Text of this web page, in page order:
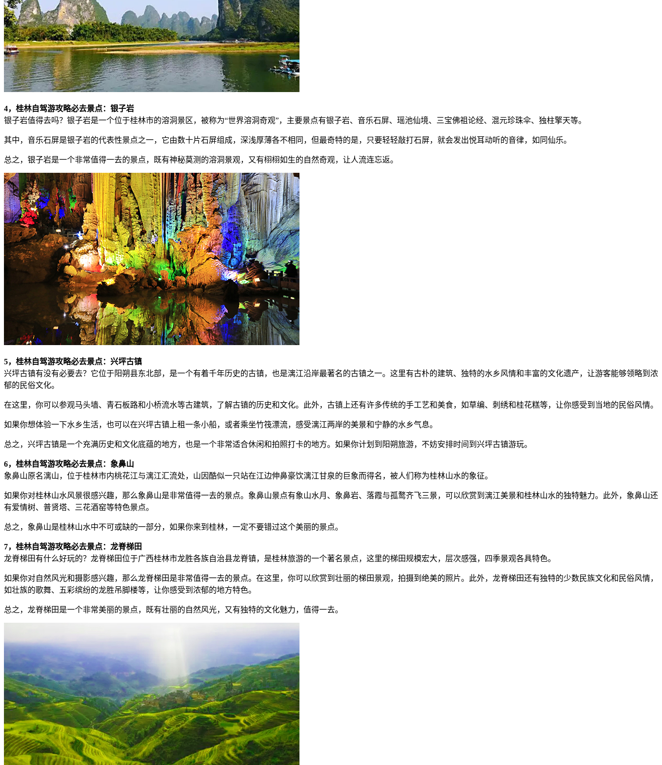
4，桂林自驾游攻略必去景点：银子岩
银子岩值得去吗？银子岩是一个位于桂林市的溶洞景区，被称为“世界溶洞奇观”，主要景点有银子岩、音乐石屏、瑶池仙境、三宝佛祖论经、混元珍珠伞、独柱擎天等。
其中，音乐石屏是银子岩的代表性景点之一，它由数十片石屏组成，深浅厚薄各不相同，但最奇特的是，只要轻轻敲打石屏，就会发出悦耳动听的音律，如同仙乐。
总之，银子岩是一个非常值得一去的景点，既有神秘莫测的溶洞景观，又有栩栩如生的自然奇观，让人流连忘返。
5，桂林自驾游攻略必去景点：兴坪古镇
兴坪古镇有没有必要去？它位于阳朔县东北部，是一个有着千年历史的古镇，也是漓江沿岸最著名的古镇之一。这里有古朴的建筑、独特的水乡风情和丰富的文化遗产，让游客能够领略到浓
郁的民俗文化。
在这里，你可以参观马头墙、青石板路和小桥流水等古建筑，了解古镇的历史和文化。此外，古镇上还有许多传统的手工艺和美食，如草编、刺绣和桂花糕等，让你感受到当地的民俗风情。
如果你想体验一下水乡生活，也可以在兴坪古镇上租一条小船，或者乘坐竹筏漂流，感受漓江两岸的美景和宁静的水乡气息。
总之，兴坪古镇是一个充满历史和文化底蕴的地方，也是一个非常适合休闲和拍照打卡的地方。如果你计划到阳朔旅游，不妨安排时间到兴坪古镇游玩。
6，桂林自驾游攻略必去景点：象鼻山
象鼻山原名漓山，位于桂林市内桃花江与漓江汇流处，山因酷似一只站在江边伸鼻豪饮漓江甘泉的巨象而得名，被人们称为桂林山水的象征。
如果你对桂林山水风景很感兴趣，那么象鼻山是非常值得一去的景点。象鼻山景点有象山水月、象鼻岩、落霞与孤鹜齐飞三景，可以欣赏到漓江美景和桂林山水的独特魅力。此外，象鼻山还
有爱情树、普贤塔、三花酒窑等特色景点。
总之，象鼻山是桂林山水中不可或缺的一部分，如果你来到桂林，一定不要错过这个美丽的景点。
7，桂林自驾游攻略必去景点：龙脊梯田
龙脊梯田有什么好玩的？龙脊梯田位于广西桂林市龙胜各族自治县龙脊镇，是桂林旅游的一个著名景点，这里的梯田规模宏大，层次感强，四季景观各具特色。
如果你对自然风光和摄影感兴趣，那么龙脊梯田是非常值得一去的景点。在这里，你可以欣赏到壮丽的梯田景观，拍摄到绝美的照片。此外，龙脊梯田还有独特的少数民族文化和民俗风情，
如壮族的歌舞、五彩缤纷的龙胜吊脚楼等，让你感受到浓郁的地方特色。
总之，龙脊梯田是一个非常美丽的景点，既有壮丽的自然风光，又有独特的文化魅力，值得一去。